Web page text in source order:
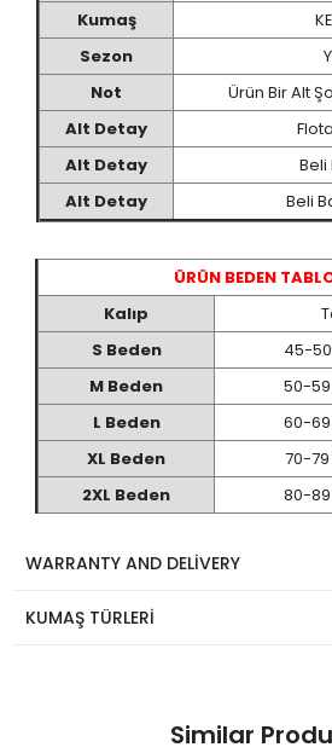
Kumaş
Sezon
Not
Ürün Bir Alt
Alt Detay
Alt Detay
Beli
Alt Detay
Beli
ÜRÜN BEDEN
Kalıp
S Beden
45-
M Beden
50-
L Beden
60-
XL Beden
70-
2XL Beden
80-
WARRANTY AND DELİVERY
KUMAŞ TÜRLERİ
Similar